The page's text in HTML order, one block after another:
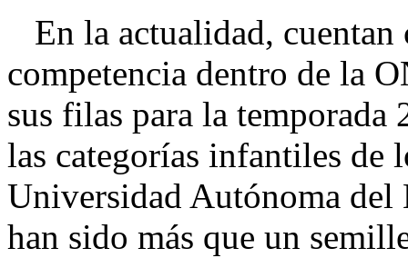
En la actualidad, cuentan
competencia dentro de la
sus filas para la
las categorías infantiles de
Universidad Autónoma
han sido más que un